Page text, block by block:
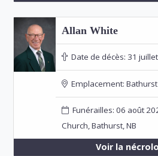
Allan White
Date de décès: 31
Emplacement: Bathurst
Funérailles: 06 août
Church, Bathurst, NB
Voir la